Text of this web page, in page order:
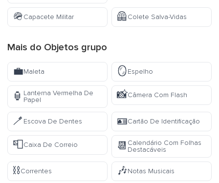
🪖Capacete Militar 🦺Colete Salva-Vidas
Mais do Objetos grupo
💼Maleta 🪞Espelho
🏮 Lanterna Vermelha De
Papel
📸Câmera Com Flash
🪥 Escova De Dentes 🪪Cartão De Identificação
📮Caixa De Correio 📆 Calendário Com Folhas
Destacáveis
⛓️Correntes 🎶Notas Musicais